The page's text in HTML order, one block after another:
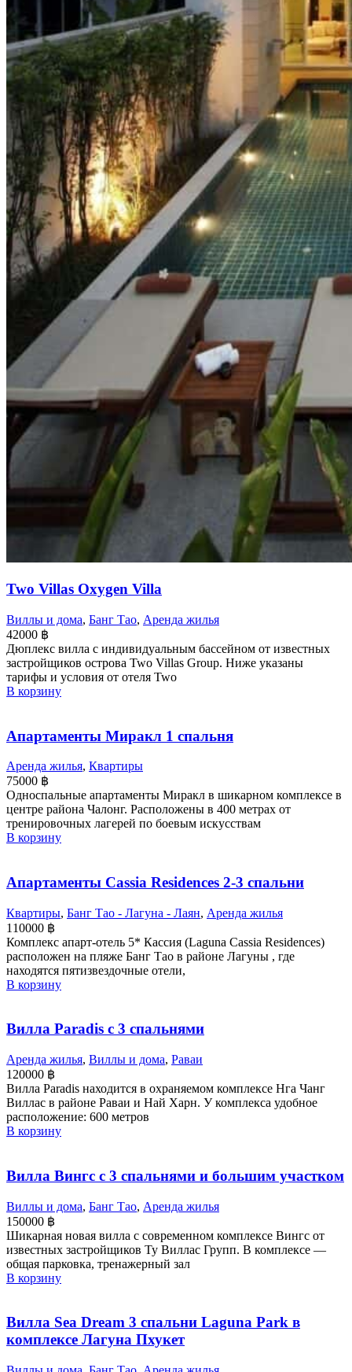
Two Villas Oxygen Villa
Виллы и дома, Банг Тао, Аренда жилья
42000 ฿
Дюплекс вилла с индивидуальным бассейном от известных
застройщиков острова Two Villas Group. Ниже указаны
тарифы и условия от отеля Two
В корзину
Апартаменты Миракл 1 спальня
Аренда жилья, Квартиры
75000 ฿
Односпальные апартаменты Миракл в шикарном комплексе в
центре района Чалонг. Расположены в 400 метрах от
тренировочных лагерей по боевым искусствам
В корзину
Апартаменты Cassia Residences 2-3 спальни
Квартиры, Банг Тао - Лагуна - Лаян, Аренда жилья
110000 ฿
Комплекс апарт-отель 5* Кассия (Laguna Cassia Residences)
расположен на пляже Банг Тао в районе Лагуны , где
находятся пятизвездочные отели,
В корзину
Вилла Paradis с 3 спальнями
Аренда жилья, Виллы и дома, Раваи
120000 ฿
Вилла Paradis находится в охраняемом комплексе Нга Чанг
Виллас в районе Раваи и Най Харн. У комплекса удобное
расположение: 600 метров
В корзину
Вилла Вингс с 3 спальнями и большим участком
Виллы и дома, Банг Тао, Аренда жилья
150000 ฿
Шикарная новая вилла с современном комплексе Вингс от
известных застройщиков Ту Виллас Групп. В комплексе —
общая парковка, тренажерный зал
В корзину
Вилла Sea Dream 3 спальни Laguna Park в
комплексе Лагуна Пхукет